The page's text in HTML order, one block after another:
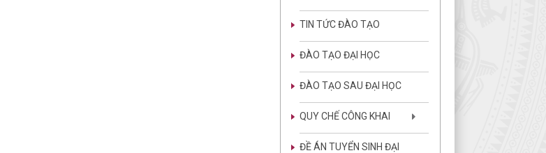
TIN TỨC ĐÀO TẠO
ĐÀO TẠO ĐẠI HỌC
ĐÀO TẠO SAU ĐẠI HỌC
QUY CHẾ CÔNG KHAI
ĐỀ ÁN TUYỂN SINH ĐẠI
LGĐ T04
lượt xem: 112 | lượt tải:201
LGĐ T03
Lịch giảng đường tuần 03